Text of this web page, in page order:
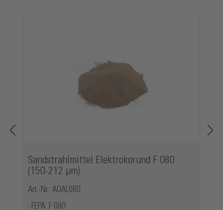
Sandstrahlmittel Elektrokorund F 080
(150-212 µm)
Art.-Nr.: AOAL080
FEPA: F 080